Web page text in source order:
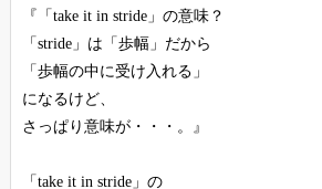
『「take it in stride」の意味？
「stride」は「歩幅」だから
「歩幅の中に受け入れる」
になるけど、
さっぱり意味が・・・。』
「take it in stride」の